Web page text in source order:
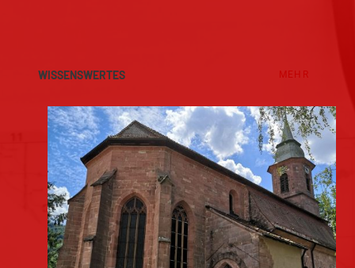
WISSENSWERTES MEHR